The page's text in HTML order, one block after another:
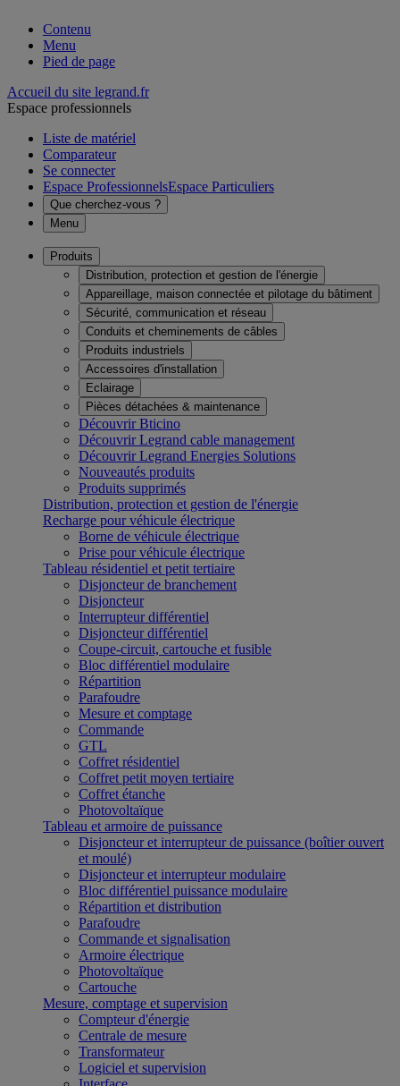
Contenu
Menu
Pied de page
Accueil du site legrand.fr
Espace professionnels
Liste de matériel
Comparateur
Se connecter
Espace ProfessionnelsEspace Particuliers
Que cherchez-vous ?
Menu
Produits
Distribution, protection et gestion de l'énergie
Appareillage, maison connectée et pilotage du bâtiment
Sécurité, communication et réseau
Conduits et cheminements de câbles
Produits industriels
Accessoires d'installation
Eclairage
Pièces détachées & maintenance
Découvrir Bticino
Découvrir Legrand cable management
Découvrir Legrand Energies Solutions
Nouveautés produits
Produits supprimés
Distribution, protection et gestion de l'énergie
Recharge pour véhicule électrique
Borne de véhicule électrique
Prise pour véhicule électrique
Tableau résidentiel et petit tertiaire
Disjoncteur de branchement
Disjoncteur
Interrupteur différentiel
Disjoncteur différentiel
Coupe-circuit, cartouche et fusible
Bloc différentiel modulaire
Répartition
Parafoudre
Mesure et comptage
Commande
GTL
Coffret résidentiel
Coffret petit moyen tertiaire
Coffret étanche
Photovoltaïque
Tableau et armoire de puissance
Disjoncteur et interrupteur de puissance (boîtier ouvert
et moulé)
Disjoncteur et interrupteur modulaire
Bloc différentiel puissance modulaire
Répartition et distribution
Parafoudre
Commande et signalisation
Armoire électrique
Photovoltaïque
Cartouche
Mesure, comptage et supervision
Compteur d'énergie
Centrale de mesure
Transformateur
Logiciel et supervision